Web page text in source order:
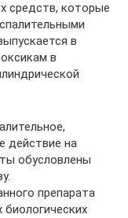
средств, которые
в
в
действие на
обусловлены
препарата